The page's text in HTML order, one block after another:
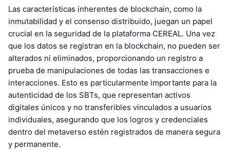
Las características inherentes de blockchain, como la
inmutabilidad y el consenso distribuido, juegan un papel
crucial en la seguridad de la plataforma CEREAL. Una vez
que los datos se registran en la blockchain, no pueden ser
alterados ni eliminados, proporcionando un registro a
prueba de manipulaciones de todas las transacciones e
interacciones. Esto es particularmente importante para la
autenticidad de los SBTs, que representan activos
digitales únicos y no transferibles vinculados a usuarios
individuales, asegurando que los logros y credenciales
dentro del metaverso estén registrados de manera segura
y permanente.